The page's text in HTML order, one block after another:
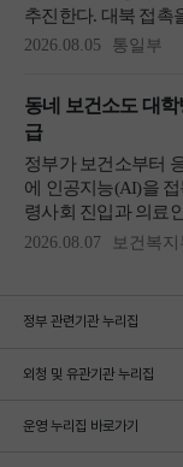
정부 관련기관 누리집
외청 및 유관기관 누리집
운영 누리집 바로가기